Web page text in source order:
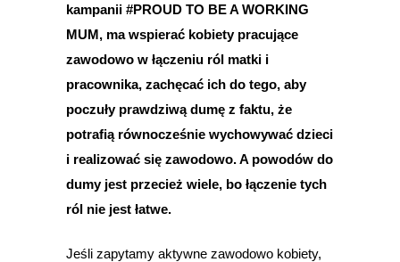
kampanii #PROUD TO BE A WORKING
MUM, ma wspierać kobiety pracujące
zawodowo w łączeniu ról matki i
pracownika, zachęcać ich do tego, aby
poczuły prawdziwą dumę z faktu, że
potrafią równocześnie wychowywać dzieci
i realizować się zawodowo. A powodów do
dumy jest przecież wiele, bo łączenie tych
ról nie jest łatwe.
Jeśli zapytamy aktywne zawodowo kobiety,